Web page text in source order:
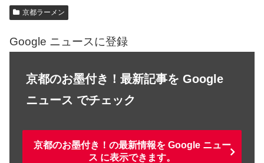
京都ラーメン
Google ニュースに登録
京都のお墨付き！最新記事を Google
ニュース でチェック
京都のお墨付き！の最新情報を Google ニュー
ス に表示できます。